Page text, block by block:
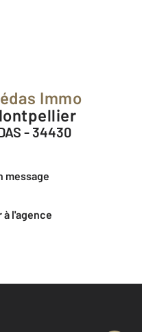
Immo
- 34430
message
à l'agence